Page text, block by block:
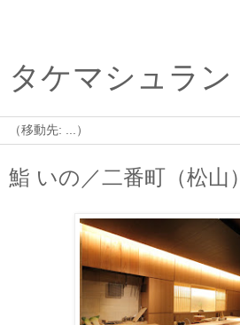
タケマシュラン
鮨 いの／二番町（松山）